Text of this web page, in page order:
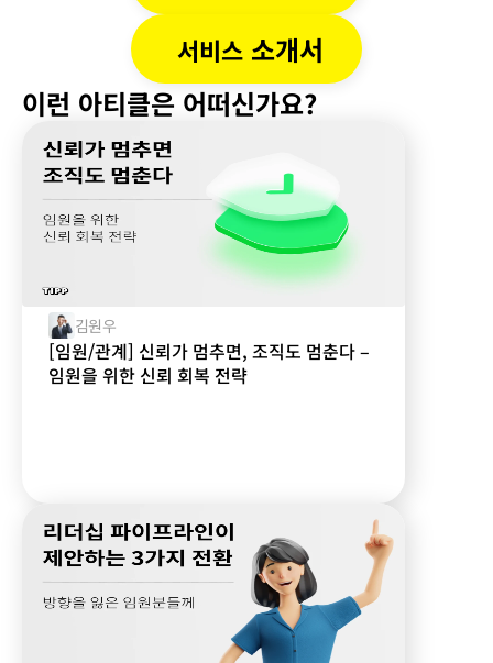
서비스 소개서
이런 아티클은 어떠신가요?
김원우
[임원/관계] 신뢰가 멈추면, 조직도 멈춘다 –
임원을 위한 신뢰 회복 전략